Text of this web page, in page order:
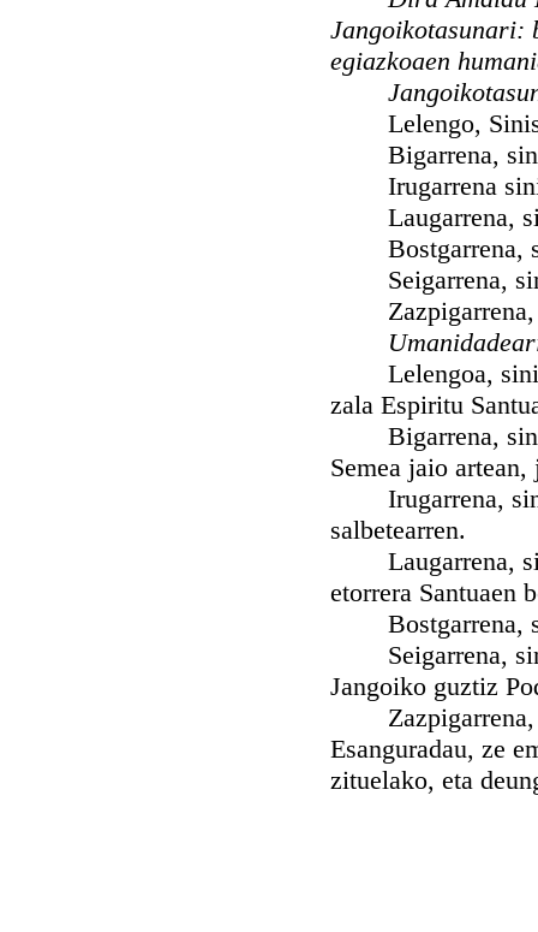
Jangoikotasunari:
egiazkoaen
Lelengo, Sinistu
Bigarrena,
Irugarrena
Laugarrena,
Bostgarrena,
Seigarrena,
Zazpigarrena,
Lelengoa,
zala Espiritu
Bigarrena,
Semea jaio
Irugarrena,
salbetearren.
Laugarrena,
etorrera Santuaen
Bostgarrena,
Seigarrena,
Jangoiko guztiz
Zazpigarrena,
Esanguradau, ze
zituelako, eta